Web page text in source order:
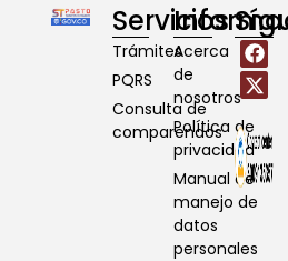
Servicios
Trámites
PQRS
Consulta de
comparendos
Acerca
de
nosotros
Política de
privacidad
Manual de
manejo de
datos
personales